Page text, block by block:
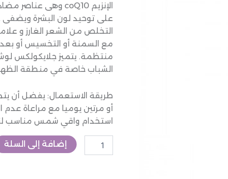
على توحيد لون البشرة
التخلص من الشعر الغارز و
مع السمنة أو التخسيس أو بعد
منتظمة. يتميز جلايكولكس
الشباب خاصة في منطقة
طريقة الاستعمال: يفضل أن
أو مرتين يوميا مع مراعاة
استخدام واقي شمس مناسب
إضافة إلى السلة